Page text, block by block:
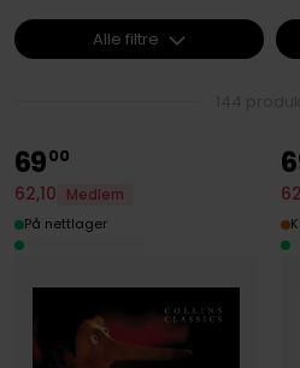
6900
62,10
Medlem
På nettlager
Alle filtre